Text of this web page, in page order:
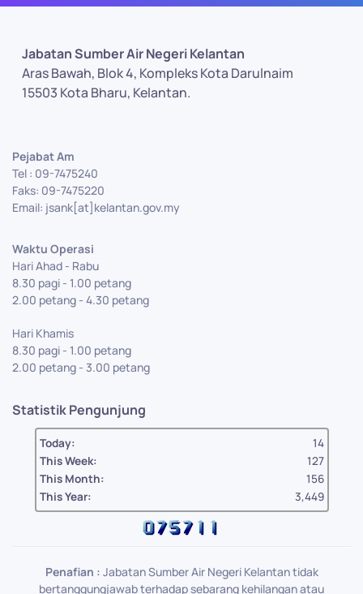
Jabatan Sumber Air Negeri Kelantan
Aras Bawah, Blok 4, Kompleks Kota Darulnaim
15503 Kota Bharu, Kelantan.
Pejabat Am
Tel : 09-7475240
Faks: 09-7475220
Email: jsank[at]kelantan.gov.my
Waktu Operasi
Hari Ahad - Rabu
8.30 pagi - 1.00 petang
2.00 petang - 4.30 petang
Hari Khamis
8.30 pagi - 1.00 petang
2.00 petang - 3.00 petang
Statistik Pengunjung
Today:
14
This Week:
127
This Month:
156
This Year:
3,449
Penafian : Jabatan Sumber Air Negeri Kelantan tidak
bertanggungjawab terhadap sebarang kehilangan atau